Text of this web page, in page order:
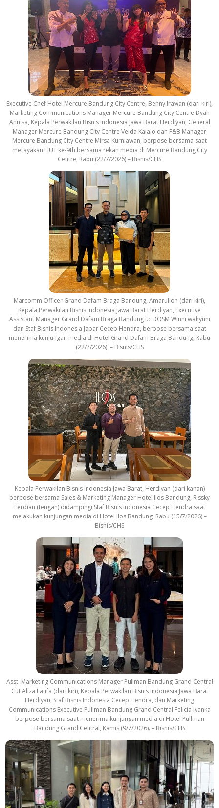
Executive Chef Hotel Mercure Bandung City Centre, Benny Irawan (dari kiri),
Marketing Communications Manager Mercure Bandung City Centre Dyah
Annisa, Kepala Perwakilan Bisnis Indonesia Jawa Barat Herdiyan, General
Manager Mercure Bandung City Centre Velda Kalalo dan F&B Manager
Mercure Bandung City Centre Mirsa Kurniawan, berpose bersama saat
merayakan HUT ke-9th bersama rekan media di Mercure Bandung City
Centre, Rabu (22/7/2026) – Bisnis/CHS
Marcomm Officer Grand Dafam Braga Bandung, Amarulloh (dari kiri),
Kepala Perwakilan Bisnis Indonesia Jawa Barat Herdiyan, Executive
Assistant Manager Grand Dafam Braga Bandung i.c DOSM Winni wahyuni
dan Staf Bisnis Indonesia Jabar Cecep Hendra, berpose bersama saat
menerima kunjungan media di Hotel Grand Dafam Braga Bandung, Rabu
(22/7/2026). – Bisnis/CHS
Kepala Perwakilan Bisnis Indonesia Jawa Barat, Herdiyan (dari kanan)
berpose bersama Sales & Marketing Manager Hotel Ilos Bandung, Rissky
Ferdian (tengah) didampingi Staf Bisnis Indonesia Cecep Hendra saat
melakukan kunjungan media di Hotel Ilos Bandung, Rabu (15/7/2026) –
Bisnis/CHS
Asst. Marketing Communications Manager Pullman Bandung Grand Central
Cut Aliza Latifa (dari kiri), Kepala Perwakilan Bisnis Indonesia Jawa Barat
Herdiyan, Staf Bisnis Indonesia Cecep Hendra, dan Marketing
Communications Executive Pullman Bandung Grand Central Felicia Ivanka
berpose bersama saat menerima kunjungan media di Hotel Pullman
Bandung Grand Central, Kamis (9/7/2026). – Bisnis/CHS